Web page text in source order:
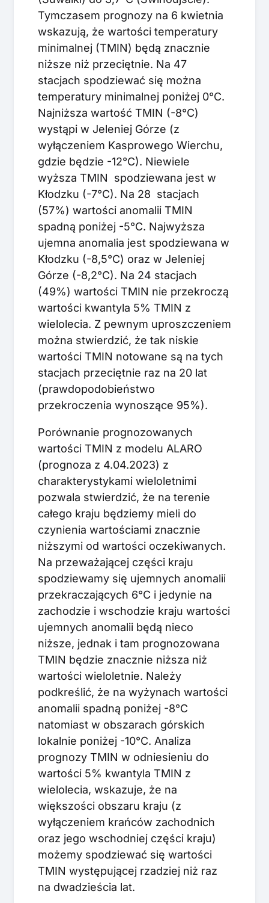
Tymczasem prognozy na 6 kwietnia
wskazują, że wartości temperatury
minimalnej (TMIN) będą znacznie
niższe niż przeciętnie. Na 47
stacjach spodziewać się można
temperatury minimalnej poniżej 0°C.
Najniższa wartość TMIN (-8°C)
wystąpi w Jeleniej Górze (z
wyłączeniem Kasprowego Wierchu,
gdzie będzie -12°C). Niewiele
wyższa TMIN spodziewana jest w
Kłodzku (-7°C). Na 28 stacjach
(57%) wartości anomalii TMIN
spadną poniżej -5°C. Najwyższa
ujemna anomalia jest spodziewana w
Kłodzku (-8,5°C) oraz w Jeleniej
Górze (-8,2°C). Na 24 stacjach
(49%) wartości TMIN nie przekroczą
wartości kwantyla 5% TMIN z
wielolecia. Z pewnym uproszczeniem
można stwierdzić, że tak niskie
wartości TMIN notowane są na tych
stacjach przeciętnie raz na 20 lat
(prawdopodobieństwo
przekroczenia wynoszące 95%).
Porównanie prognozowanych
wartości TMIN z modelu ALARO
(prognoza z 4.04.2023) z
charakterystykami wieloletnimi
pozwala stwierdzić, że na terenie
całego kraju będziemy mieli do
czynienia wartościami znacznie
niższymi od wartości oczekiwanych.
Na przeważającej części kraju
spodziewamy się ujemnych anomalii
przekraczających 6°C i jedynie na
zachodzie i wschodzie kraju wartości
ujemnych anomalii będą nieco
niższe, jednak i tam prognozowana
TMIN będzie znacznie niższa niż
wartości wieloletnie. Należy
podkreślić, że na wyżynach wartości
anomalii spadną poniżej -8°C
natomiast w obszarach górskich
lokalnie poniżej -10°C. Analiza
prognozy TMIN w odniesieniu do
wartości 5% kwantyla TMIN z
wielolecia, wskazuje, że na
większości obszaru kraju (z
wyłączeniem krańców zachodnich
oraz jego wschodniej części kraju)
możemy spodziewać się wartości
TMIN występującej rzadziej niż raz
na dwadzieścia lat.